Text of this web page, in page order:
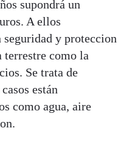
supondrá un
A ellos
y proteccion
terrestre como la
Se trata de
están
como agua, aire